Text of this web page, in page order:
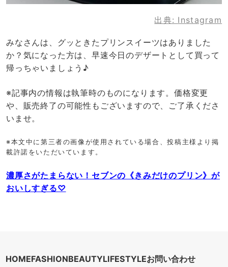
出典: Instagram
みなさんは、グッときたプリンスイーツはありました
か？気になった方は、早速今日のデザートとして買って
帰っちゃいましょう♪
※記事内の情報は執筆時のものになります。価格変更
や、販売終了の可能性もございますので、ご了承くださ
いませ。
※本文中に第三者の画像が使用されている場合、投稿主様より掲
載許諾をいただいています。
濃厚さがたまらない！セブンの《きみだけのプリン》が
おいしすぎる♡
HOMEFASHIONBEAUTYLIFESTYLEお問い合わせ